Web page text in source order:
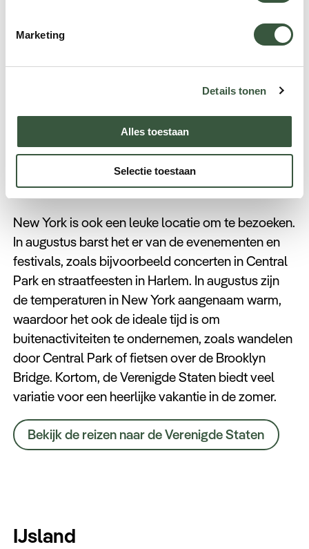
Marketing
Details tonen
Alles toestaan
Selectie toestaan
kust, die veel variatie biedt voor een mooie reis.
natuurgebieden Yosemite en de Grand Canyon
verkennen. Langs de kustlijn vindt u talloze
plekken om te surfen en te genieten van de kust.
Bovendien zijn ook de temperaturen aangenaam
aan de west kust, met als uitspringer San
Fransisco, hier is de temperatuur vaak wat lager.
New York is ook een leuke locatie om te bezoeken.
In augustus barst het er van de evenementen en
festivals, zoals bijvoorbeeld concerten in Central
Park en straatfeesten in Harlem. In augustus zijn
de temperaturen in New York aangenaam warm,
waardoor het ook de ideale tijd is om
buitenactiviteiten te ondernemen, zoals wandelen
door Central Park of fietsen over de Brooklyn
Bridge. Kortom, de Verenigde Staten biedt veel
variatie voor een heerlijke vakantie in de zomer.
Bekijk de reizen naar de Verenigde Staten
IJsland